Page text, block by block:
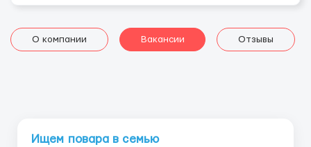
О компании Вакансии Отзывы
Ищем повара в семью